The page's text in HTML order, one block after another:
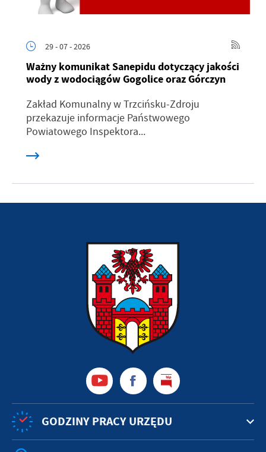
29 - 07 - 2026
Ważny komunikat Sanepidu dotyczący jakości
wody z wodociągów Gogolice oraz Górczyn
Zakład Komunalny w Trzcińsku-Zdroju
przekazuje informacje Państwowego
Powiatowego Inspektora...
GODZINY PRACY URZĘDU